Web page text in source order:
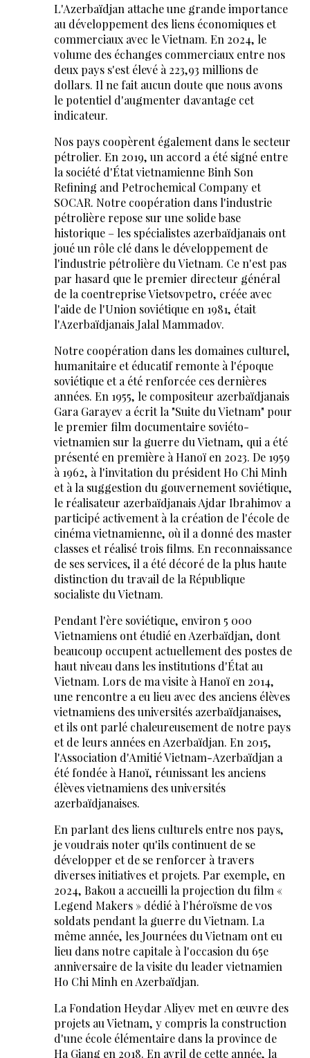
L'Azerbaïdjan attache une grande importance
au développement des liens économiques et
commerciaux avec le Vietnam. En 2024, le
volume des échanges commerciaux entre nos
deux pays s'est élevé à 223,93 millions de
dollars. Il ne fait aucun doute que nous avons
le potentiel d'augmenter davantage cet
indicateur.
Nos pays coopèrent également dans le secteur
pétrolier. En 2019, un accord a été signé entre
la société d'État vietnamienne Binh Son
Refining and Petrochemical Company et
SOCAR. Notre coopération dans l'industrie
pétrolière repose sur une solide base
historique – les spécialistes azerbaïdjanais ont
joué un rôle clé dans le développement de
l'industrie pétrolière du Vietnam. Ce n'est pas
par hasard que le premier directeur général
de la coentreprise Vietsovpetro, créée avec
l'aide de l'Union soviétique en 1981, était
l'Azerbaïdjanais Jalal Mammadov.
Notre coopération dans les domaines culturel,
humanitaire et éducatif remonte à l'époque
soviétique et a été renforcée ces dernières
années. En 1955, le compositeur azerbaïdjanais
Gara Garayev a écrit la "Suite du Vietnam" pour
le premier film documentaire soviéto-
vietnamien sur la guerre du Vietnam, qui a été
présenté en première à Hanoï en 2023. De 1959
à 1962, à l'invitation du président Ho Chi Minh
et à la suggestion du gouvernement soviétique,
le réalisateur azerbaïdjanais Ajdar Ibrahimov a
participé activement à la création de l'école de
cinéma vietnamienne, où il a donné des master
classes et réalisé trois films. En reconnaissance
de ses services, il a été décoré de la plus haute
distinction du travail de la République
socialiste du Vietnam.
Pendant l'ère soviétique, environ 5 000
Vietnamiens ont étudié en Azerbaïdjan, dont
beaucoup occupent actuellement des postes de
haut niveau dans les institutions d'État au
Vietnam. Lors de ma visite à Hanoï en 2014,
une rencontre a eu lieu avec des anciens élèves
vietnamiens des universités azerbaïdjanaises,
et ils ont parlé chaleureusement de notre pays
et de leurs années en Azerbaïdjan. En 2015,
l'Association d'Amitié Vietnam-Azerbaïdjan a
été fondée à Hanoï, réunissant les anciens
élèves vietnamiens des universités
azerbaïdjanaises.
En parlant des liens culturels entre nos pays,
je voudrais noter qu'ils continuent de se
développer et de se renforcer à travers
diverses initiatives et projets. Par exemple, en
2024, Bakou a accueilli la projection du film «
Legend Makers » dédié à l'héroïsme de vos
soldats pendant la guerre du Vietnam. La
même année, les Journées du Vietnam ont eu
lieu dans notre capitale à l'occasion du 65e
anniversaire de la visite du leader vietnamien
Ho Chi Minh en Azerbaïdjan.
La Fondation Heydar Aliyev met en œuvre des
projets au Vietnam, y compris la construction
d'une école élémentaire dans la province de
Ha Giang en 2018. En avril de cette année, la